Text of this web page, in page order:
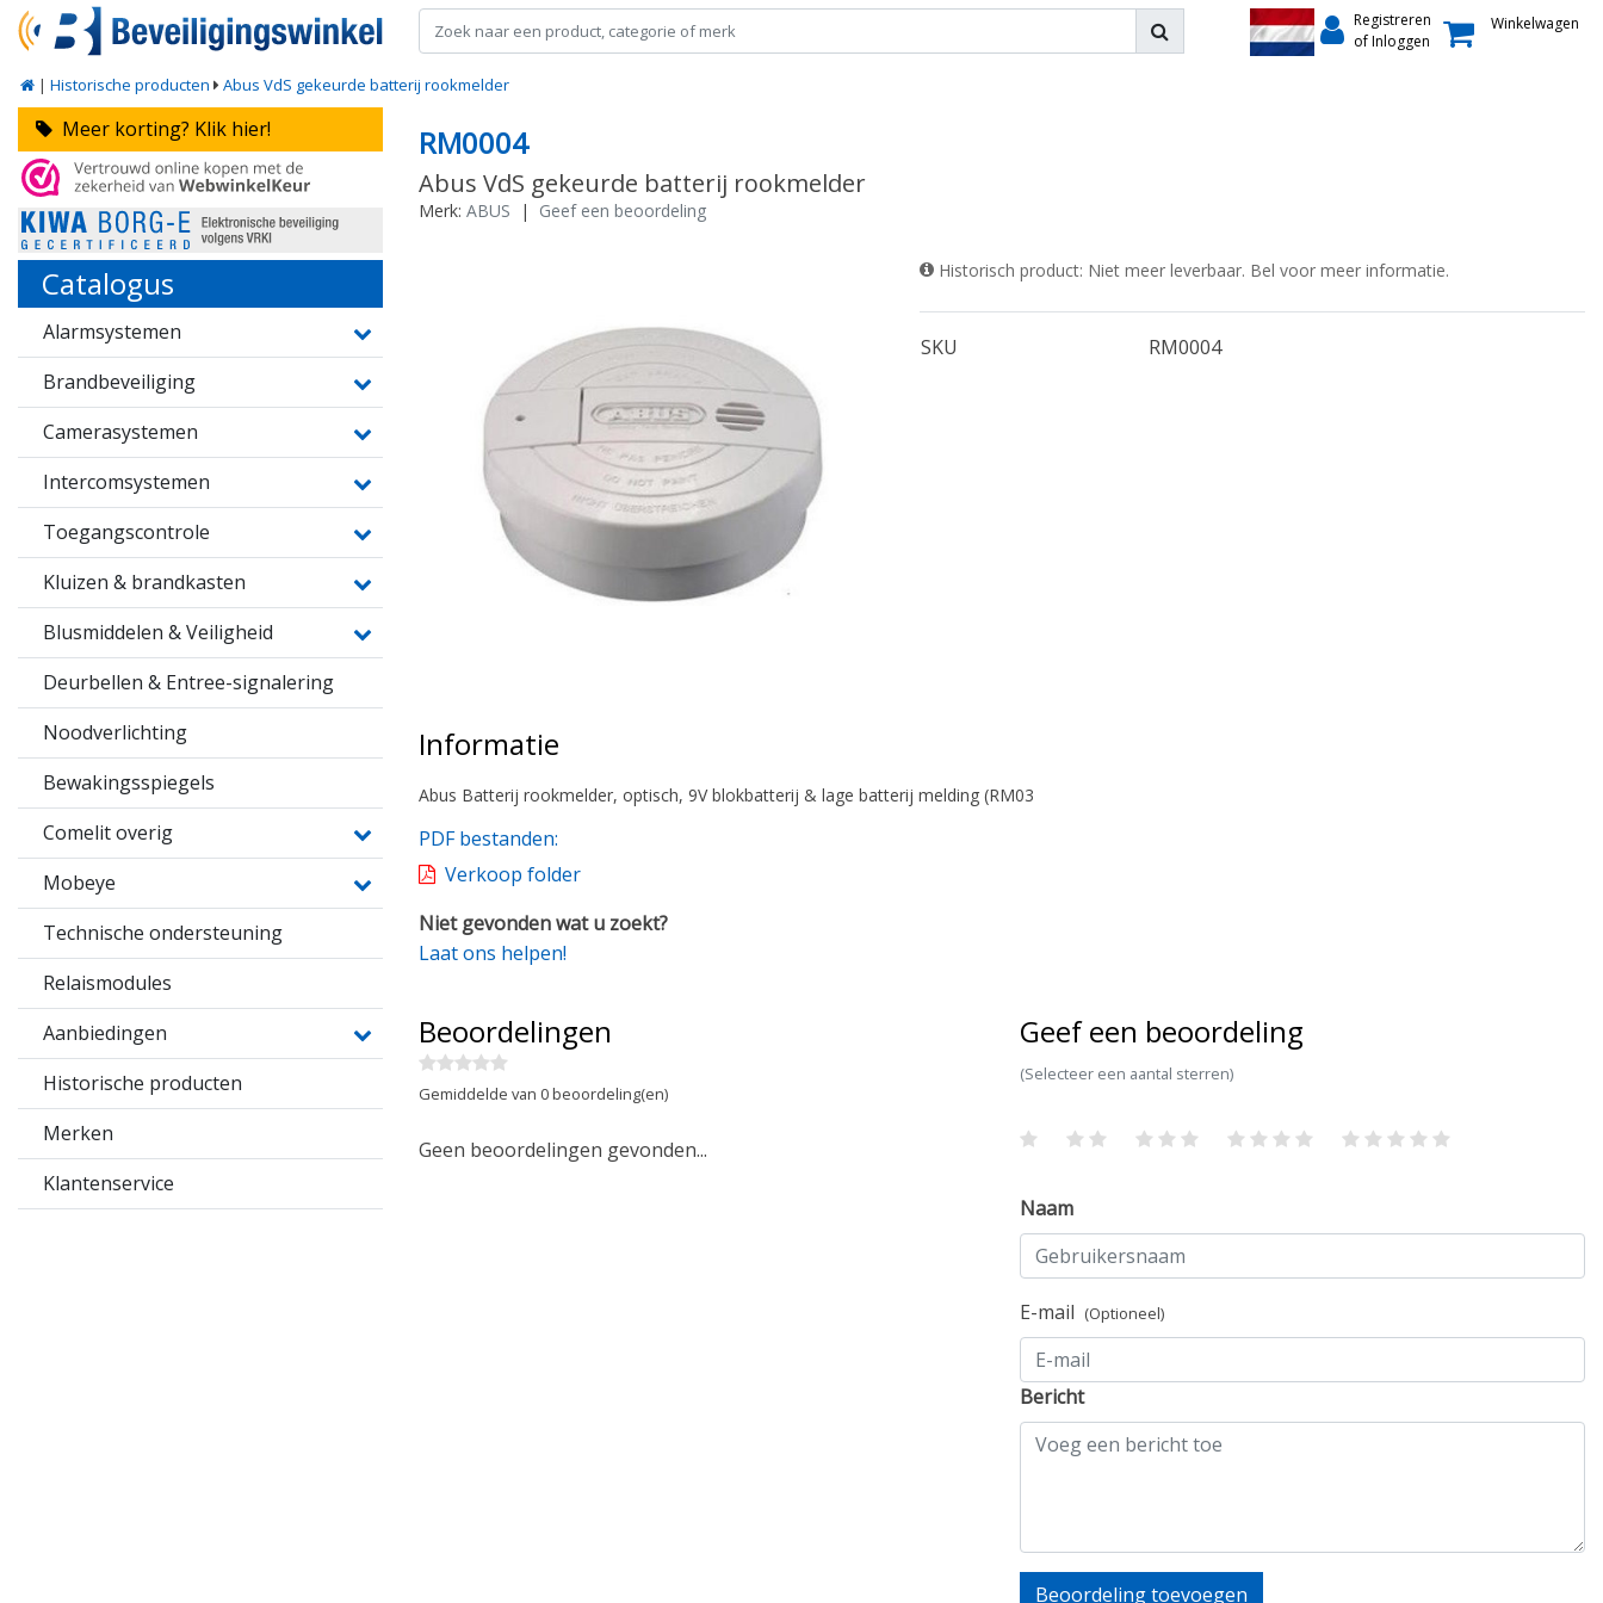
Registreren
of Inloggen
Winkelwagen
| Historische producten Abus VdS gekeurde batterij rookmelder
Meer korting? Klik hier!
Catalogus
Alarmsystemen
Brandbeveiliging
Camerasystemen
Intercomsystemen
Toegangscontrole
Kluizen & brandkasten
Blusmiddelen & Veiligheid
Deurbellen & Entree-signalering
Noodverlichting
Bewakingsspiegels
Comelit overig
Mobeye
Technische ondersteuning
Relaismodules
Aanbiedingen
Historische producten
Merken
Klantenservice
RM0004
Abus VdS gekeurde batterij rookmelder
Merk: ABUS | Geef een beoordeling
Historisch product: Niet meer leverbaar. Bel voor meer informatie.
SKU RM0004
Informatie
Abus Batterij rookmelder, optisch, 9V blokbatterij & lage batterij melding (RM03
PDF bestanden:
Verkoop folder
Niet gevonden wat u zoekt?
Laat ons helpen!
Beoordelingen
Gemiddelde van 0 beoordeling(en)
Geen beoordelingen gevonden...
Geef een beoordeling
(Selecteer een aantal sterren)
Naam
E-mail (Optioneel)
Bericht
Beoordeling toevoegen